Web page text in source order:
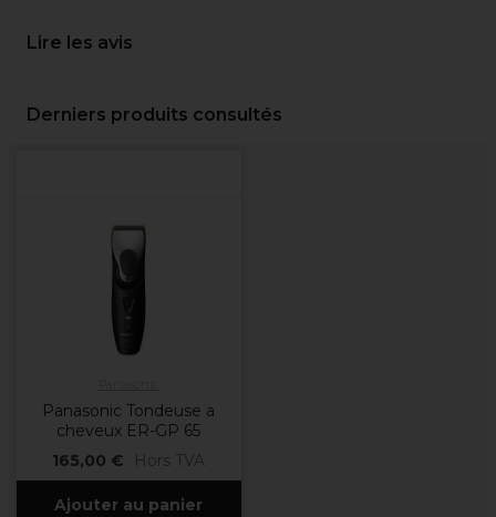
Lire les avis
Derniers produits consultés
Panasonic Tondeuse a
cheveux ER-GP 65
165,00 €
Hors TVA
Ajouter au panier